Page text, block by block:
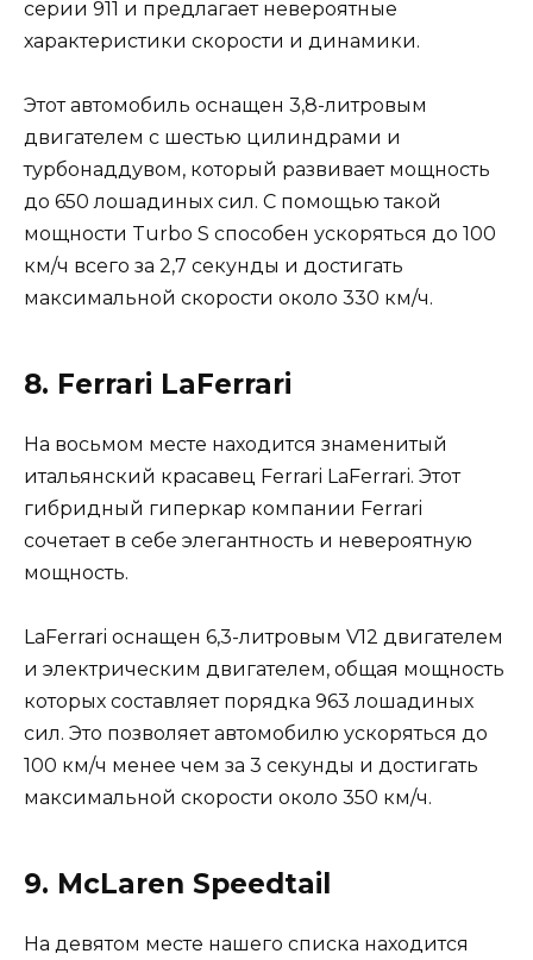
серии 911 и предлагает невероятные
характеристики скорости и динамики.
Этот автомобиль оснащен 3,8-литровым
двигателем с шестью цилиндрами и
турбонаддувом, который развивает мощность
до 650 лошадиных сил. С помощью такой
мощности Turbo S способен ускоряться до 100
км/ч всего за 2,7 секунды и достигать
максимальной скорости около 330 км/ч.
8. Ferrari LaFerrari
На восьмом месте находится знаменитый
итальянский красавец Ferrari LaFerrari. Этот
гибридный гиперкар компании Ferrari
сочетает в себе элегантность и невероятную
мощность.
LaFerrari оснащен 6,3-литровым V12 двигателем
и электрическим двигателем, общая мощность
которых составляет порядка 963 лошадиных
сил. Это позволяет автомобилю ускоряться до
100 км/ч менее чем за 3 секунды и достигать
максимальной скорости около 350 км/ч.
9. McLaren Speedtail
На девятом месте нашего списка находится